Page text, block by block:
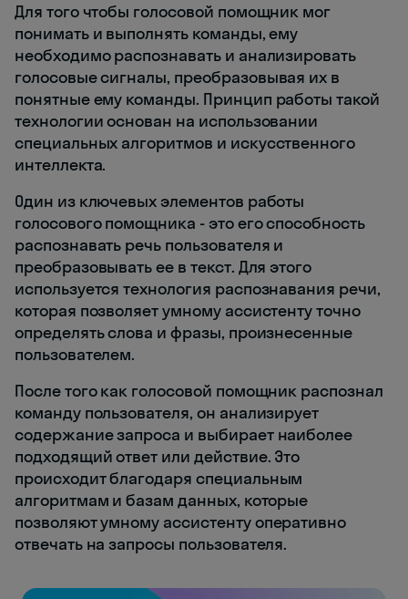
Для того чтобы голосовой помощник мог
понимать и выполнять команды, ему
необходимо распознавать и анализировать
голосовые сигналы, преобразовывая их в
понятные ему команды. Принцип работы такой
технологии основан на использовании
специальных алгоритмов и искусственного
интеллекта.
Один из ключевых элементов работы
голосового помощника - это его способность
распознавать речь пользователя и
преобразовывать ее в текст. Для этого
используется технология распознавания речи,
которая позволяет умному ассистенту точно
определять слова и фразы, произнесенные
пользователем.
После того как голосовой помощник распознал
команду пользователя, он анализирует
содержание запроса и выбирает наиболее
подходящий ответ или действие. Это
происходит благодаря специальным
алгоритмам и базам данных, которые
позволяют умному ассистенту оперативно
отвечать на запросы пользователя.